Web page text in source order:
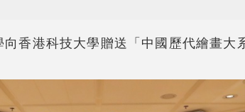
香港科技大學贈送「中國歷代繪畫大